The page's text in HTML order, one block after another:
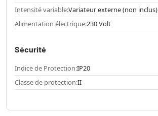
Intensité variable:Variateur externe (non inclus)
Alimentation électrique:230 Volt
Sécurité
Indice de Protection:IP20
Classe de protection:II